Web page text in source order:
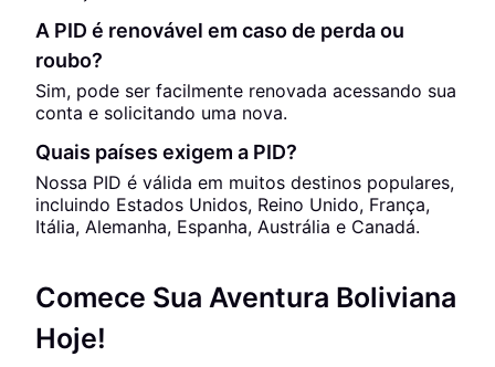
A PID é renovável em caso de perda ou
roubo?
Sim, pode ser facilmente renovada acessando sua
conta e solicitando uma nova.
Quais países exigem a PID?
Nossa PID é válida em muitos destinos populares,
incluindo Estados Unidos, Reino Unido, França,
Itália, Alemanha, Espanha, Austrália e Canadá.
Comece Sua Aventura Boliviana
Hoje!